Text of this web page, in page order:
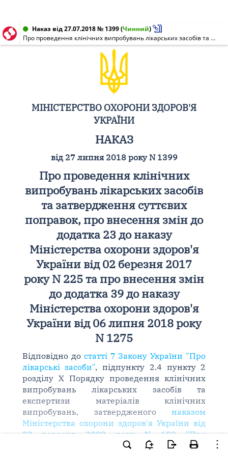
Наказ від 27.07.2018 № 1399(Чинний)
Про проведення клінічних випробувань лікарських засобів та затвердження суттєвих поправок, про внесення змін до додатка 23 до наказу Міністерства охорони здоров'я України від 02 березня 2017 року N 225 та про внесення змін до додатка 39 до наказу Міністерства охорони здоров'я України від 06 липня 2018 року N 1275
МІНІСТЕРСТВО ОХОРОНИ ЗДОРОВ'Я
УКРАЇНИ
НАКАЗ
від 27 липня 2018 року N 1399
Про проведення клінічних
випробувань лікарських засобів
та затвердження суттєвих
поправок, про внесення змін до
додатка 23 до наказу
Міністерства охорони здоров'я
України від 02 березня 2017
року N 225 та про внесення змін
до додатка 39 до наказу
Міністерства охорони здоров'я
України від 06 липня 2018 року
N 1275
Відповідно до статті 7 Закону України "Про
лікарські засоби", підпункту 2.4 пункту 2
розділу X Порядку проведення клінічних
випробувань лікарських засобів та
експертизи матеріалів клінічних
випробувань, затвердженогонаказом
Міністерства охорони здоров'я України від
23 вересня 2009 року N 690 "Про
затвердження Порядку проведення